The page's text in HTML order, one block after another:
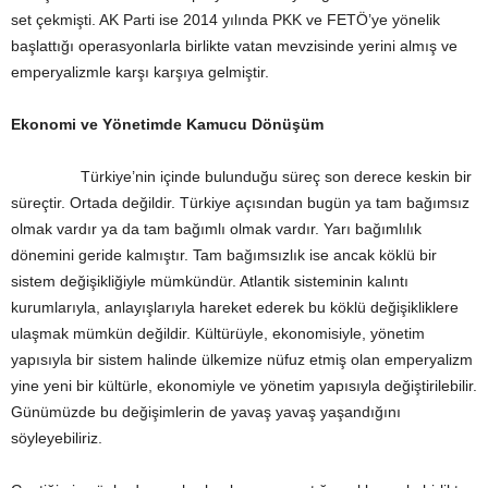
set çekmişti. AK Parti ise 2014 yılında PKK ve FETÖ’ye yönelik
başlattığı operasyonlarla birlikte vatan mevzisinde yerini almış ve
emperyalizmle karşı karşıya gelmiştir.
Ekonomi ve Yönetimde Kamucu Dönüşüm
Türkiye’nin içinde bulunduğu süreç son derece keskin bir
süreçtir. Ortada değildir. Türkiye açısından bugün ya tam bağımsız
olmak vardır ya da tam bağımlı olmak vardır. Yarı bağımlılık
dönemini geride kalmıştır. Tam bağımsızlık ise ancak köklü bir
sistem değişikliğiyle mümkündür. Atlantik sisteminin kalıntı
kurumlarıyla, anlayışlarıyla hareket ederek bu köklü değişikliklere
ulaşmak mümkün değildir. Kültürüyle, ekonomisiyle, yönetim
yapısıyla bir sistem halinde ülkemize nüfuz etmiş olan emperyalizm
yine yeni bir kültürle, ekonomiyle ve yönetim yapısıyla değiştirilebilir.
Günümüzde bu değişimlerin de yavaş yavaş yaşandığını
söyleyebiliriz.